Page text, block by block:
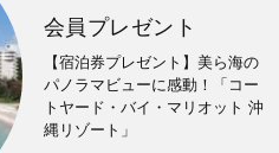
会員プレゼント
【宿泊券プレゼント】美ら海の
パノラマビューに感動！「コー
トヤード・バイ・マリオット 沖
縄リゾート」